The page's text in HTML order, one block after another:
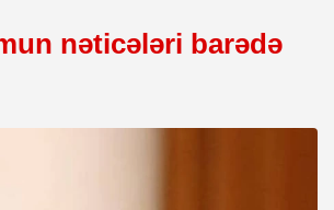
nəticələri barədə